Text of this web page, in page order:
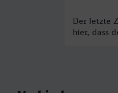
Der letzte
hier, dass